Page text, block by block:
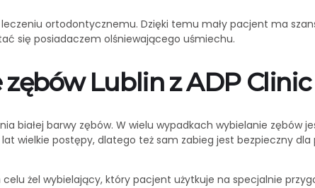
ortodontycznemu. Dzięki temu mały pacjent ma
się posiadaczem olśniewającego uśmiechu.
Lublin z ADP Clinic
białej barwy zębów. W wielu wypadkach wybielanie zębów
wielkie postępy, dlatego też sam zabieg jest bezpieczny dla
celu żel wybielający, który pacjent użytkuje na specjalnie